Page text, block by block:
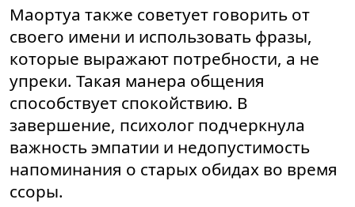
Маортуа также советует говорить от
своего имени и использовать фразы,
которые выражают потребности, а не
упреки. Такая манера общения
способствует спокойствию. В
завершение, психолог подчеркнула
важность эмпатии и недопустимость
напоминания о старых обидах во время
ссоры.